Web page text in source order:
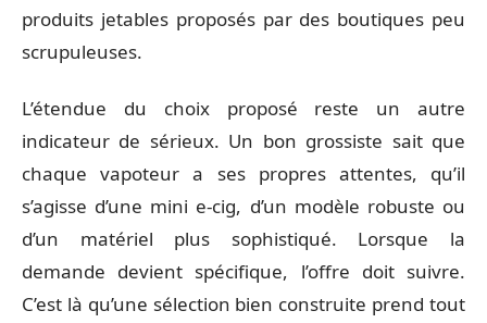
produits jetables proposés par des boutiques peu
scrupuleuses.
L’étendue du choix proposé reste un autre
indicateur de sérieux. Un bon grossiste sait que
chaque vapoteur a ses propres attentes, qu’il
s’agisse d’une mini e-cig, d’un modèle robuste ou
d’un matériel plus sophistiqué. Lorsque la
demande devient spécifique, l’offre doit suivre.
C’est là qu’une sélection bien construite prend tout